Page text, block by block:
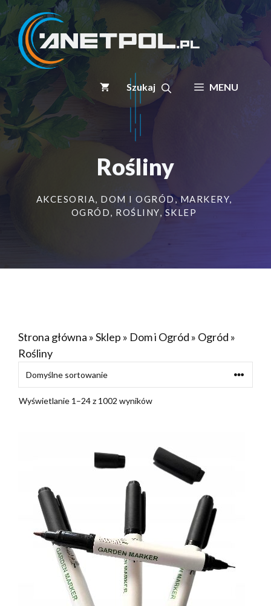
Przejdź
do
treści
MENU
Rośliny
AKCESORIA, DOM I OGRÓD,MARKERY,
OGRÓD, ROŚLINY, SKLEP
Strona główna »Sklep » Dom i Ogród » Ogród »
Rośliny
Wyświetlanie 1–24 z 1002 wyników